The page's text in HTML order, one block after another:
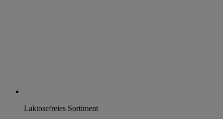
Laktosefreies Sortiment